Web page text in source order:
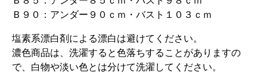
Ｂ９０：アンダー９０ｃｍ・バスト１０３ｃｍ
塩素系漂白剤による漂白は避けてください。
濃色商品は、洗濯すると色落ちすることがありますの
で、白物や淡い色とは分けて洗濯してください。